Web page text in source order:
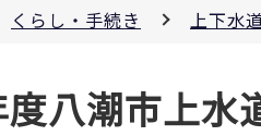
くらし・手続き 上下水
八潮市上水